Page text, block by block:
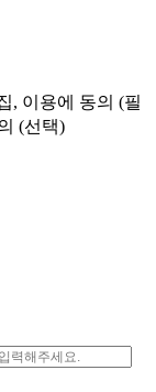
, 이용에 동의 (필
(선택)